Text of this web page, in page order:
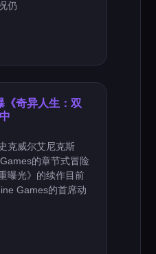
仍
《奇异人生：双
克威尔艾尼克斯
的章节式冒险
曝光》的续作目前
Games的首席动